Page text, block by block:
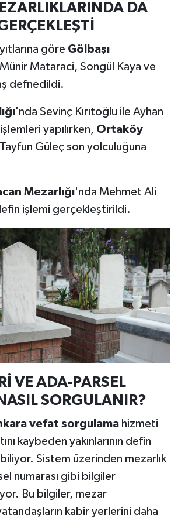
DA
göre Gölbaşı
Mataraci, Songül Kaya ve
defnedildi.
'nda Sevinç Kırıtoğlu ile Ayhan
yapılırken, Ortaköy
Güleç son yolculuğuna
Mezarlığı'nda Mehmet Ali
işlemi gerçekleştirildi.
VE ADA-PARSEL
SORGULANIR?
vefat sorgulamahizmeti
kaybeden yakınlarının defin
Sistem üzerinden mezarlık
numarası gibi bilgiler
Bu bilgiler, mezar
kabir yerlerini daha